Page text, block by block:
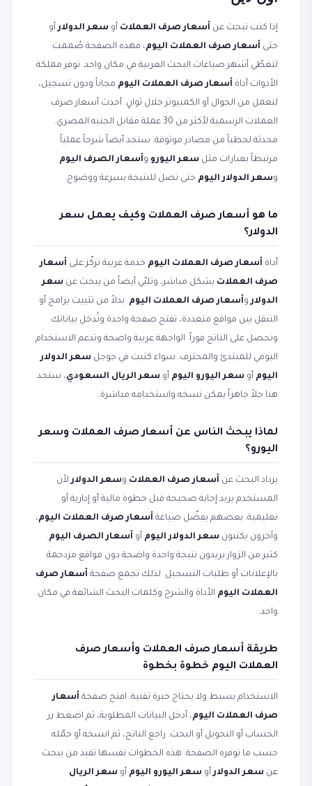
إذا كنت تبحث عن أسعار صرف العملات أو سعر الدولارأو
حتى أسعار صرف العملات اليوم، فهذه الصفحة صُممت
لتغطّي أشهر صياغات البحث العربية في مكان واحد. توفر مملكة
الأدوات أداة أسعار صرف العملات اليوم مجاناً ودون تسجيل،
لتعمل من الجوال أو الكمبيوتر خلال ثوانٍ. أحدث أسعار صرف
العملات الرسمية لأكثر من 30 عملة مقابل الجنيه المصري.
محدثة لحظياً من مصادر موثوقة. ستجد أيضاً شرحاً عملياً
مرتبطاً بعبارات مثل سعر اليورو وأسعار الصرف اليوم
وسعر الدولار اليوم حتى تصل للنتيجة بسرعة ووضوح.
ما هو أسعار صرف العملات وكيف يعمل سعر
الدولار؟
أداة أسعار صرف العملات اليوم خدمة عربية تركّز على أسعار
صرف العملات بشكل مباشر، وتلبّي أيضاً من يبحث عن سعر
الدولاروأسعار صرف العملات اليوم. بدلاً من تثبيت برامج أو
التنقل بين مواقع متعددة، تفتح صفحة واحدة وتُدخل بياناتك
وتحصل على الناتج فوراً. الواجهة عربية واضحة وتدعم الاستخدام
اليومي للمبتدئ والمحترف. سواء كتبت في جوجل سعر الدولار
اليوم أو سعر اليورو اليوم أو سعر الريال السعودي، ستجد
هنا حلاً جاهزاً يمكن نسخه واستخدامه مباشرة.
لماذا يبحث الناس عن أسعار صرف العملات وسعر
اليورو؟
يزداد البحث عن أسعار صرف العملات وسعر الدولارلأن
المستخدم يريد إجابة صحيحة قبل خطوة مالية أو إدارية أو
تعليمية. بعضهم يفضّل صياغة أسعار صرف العملات اليوم،
وآخرون يكتبون سعر الدولار اليوم أو أسعار الصرف اليوم.
كثير من الزوار يريدون نتيجة واحدة واضحة دون مواقع مزدحمة
بالإعلانات أو طلبات التسجيل. لذلك تجمع صفحة أسعار صرف
العملات اليوم الأداة والشرح وكلمات البحث الشائعة في مكان
واحد.
طريقة أسعار صرف العملات وأسعار صرف
العملات اليوم خطوة بخطوة
الاستخدام بسيط ولا يحتاج خبرة تقنية. افتح صفحة أسعار
صرف العملات اليوم، أدخل البيانات المطلوبة، ثم اضغط زر
الحساب أو التحويل أو البحث. راجع الناتج، ثم انسخه أو حمّله
حسب ما توفره الصفحة. هذه الخطوات نفسها تفيد من يبحث
عن سعر الدولارأو سعر اليورو اليوم أو سعر الريال